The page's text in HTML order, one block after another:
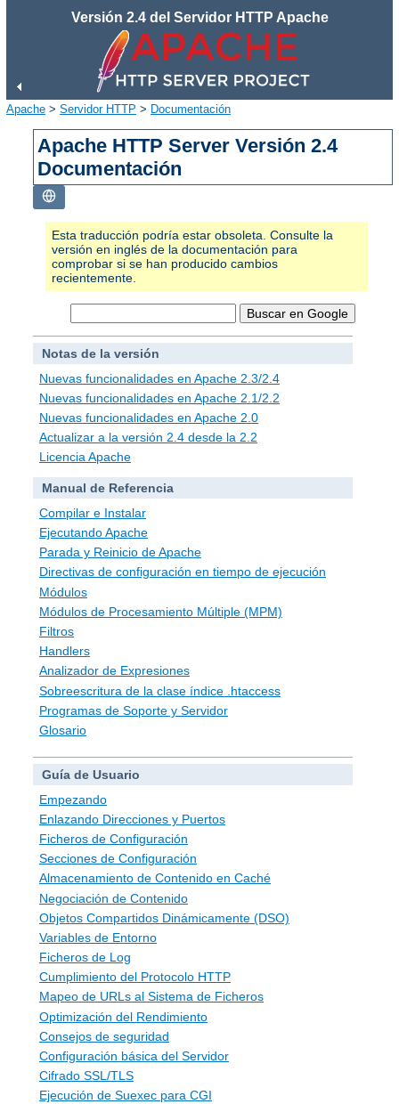
Versión 2.4 del Servidor HTTP Apache
Apache > Servidor HTTP > Documentación
Apache HTTP Server Versión 2.4
Documentación
Esta traducción podría estar obsoleta. Consulte la
versión en inglés de la documentación para
comprobar si se han producido cambios
recientemente.
Notas de la versión
Nuevas funcionalidades en Apache 2.3/2.4
Nuevas funcionalidades en Apache 2.1/2.2
Nuevas funcionalidades en Apache 2.0
Actualizar a la versión 2.4 desde la 2.2
Licencia Apache
Manual de Referencia
Compilar e Instalar
Ejecutando Apache
Parada y Reinicio de Apache
Directivas de configuración en tiempo de ejecución
Módulos
Módulos de Procesamiento Múltiple (MPM)
Filtros
Handlers
Analizador de Expresiones
Sobreescritura de la clase índice .htaccess
Programas de Soporte y Servidor
Glosario
Guía de Usuario
Empezando
Enlazando Direcciones y Puertos
Ficheros de Configuración
Secciones de Configuración
Almacenamiento de Contenido en Caché
Negociación de Contenido
Objetos Compartidos Dinámicamente (DSO)
Variables de Entorno
Ficheros de Log
Cumplimiento del Protocolo HTTP
Mapeo de URLs al Sistema de Ficheros
Optimización del Rendimiento
Consejos de seguridad
Configuración básica del Servidor
Cifrado SSL/TLS
Ejecución de Suexec para CGI